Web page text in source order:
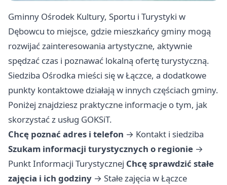
Gminny Ośrodek Kultury, Sportu i Turystyki w
Dębowcu to miejsce, gdzie mieszkańcy gminy mogą
rozwijać zainteresowania artystyczne, aktywnie
spędzać czas i poznawać lokalną ofertę turystyczną.
Siedziba Ośrodka mieści się w Łączce, a dodatkowe
punkty kontaktowe działają w innych częściach gminy.
Poniżej znajdziesz praktyczne informacje o tym, jak
skorzystać z usług GOKSiT.
Chcę poznać adres i telefon → Kontakt i siedziba
Szukam informacji turystycznych o regionie →
Punkt Informacji Turystycznej Chcę sprawdzić stałe
zajęcia i ich godziny → Stałe zajęcia w Łączce